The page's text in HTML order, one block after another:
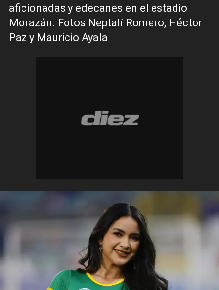
aficionadas y edecanes en el estadio
Morazán. Fotos Neptalí Romero, Héctor
Paz y Mauricio Ayala.